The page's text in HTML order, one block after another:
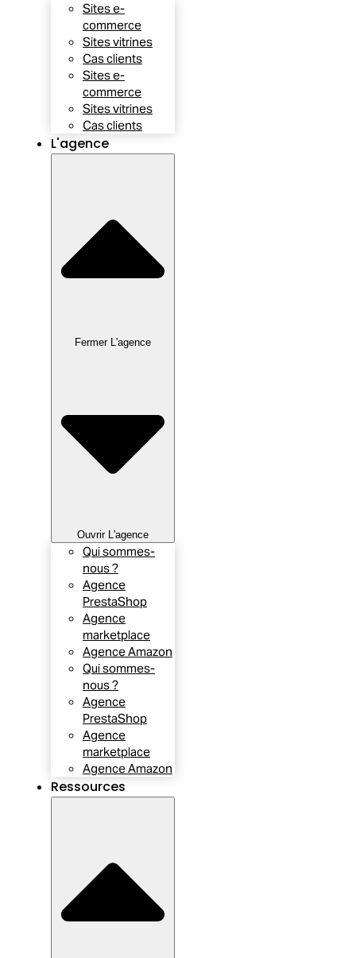
Sites e-
commerce
Sites vitrines
Cas clients
Sites e-
commerce
Sites vitrines
Cas clients
L'agence
Fermer L'agence
Ouvrir L'agence
Qui sommes-
nous ?
Agence
PrestaShop
Agence
marketplace
Agence Amazon
Qui sommes-
nous ?
Agence
PrestaShop
Agence
marketplace
Agence Amazon
Ressources